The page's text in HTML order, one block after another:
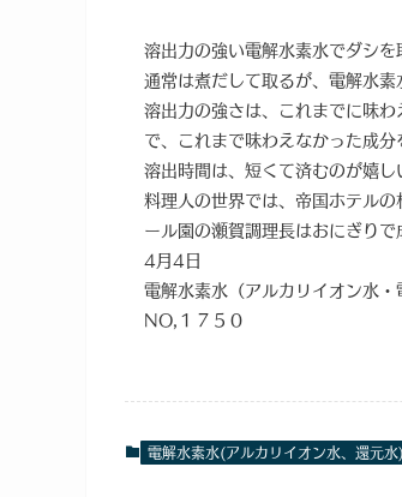
溶出力の強い電解水素水でダシ
通常は煮だして取るが、電解水素
溶出力の強さは、これまでに味
で、これまで味わえなかった成分
溶出時間は、短くて済むのが嬉し
料理人の世界では、帝国ホテル
ール園の瀬賀調理長はおにぎりで
4月4日
電解水素水（アルカリイオン水
NO,１７５０
電解水素水(アルカリイオン水、還元